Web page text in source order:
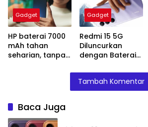
Gadget
HP baterai 7000
mAh tahan
seharian, tanpa
Gadget
Redmi 15 5G
Diluncurkan
dengan Baterai
Layar 6,9 Inci
Tambah Komentar
Baca Juga